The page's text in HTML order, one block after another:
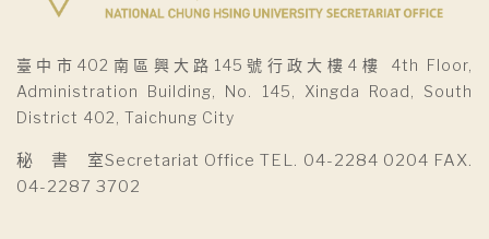
臺中市402南區興大路145號行政大樓4樓 4th Floor,
Administration Building, No. 145, Xingda Road, South
District 402, Taichung City
秘 書 室Secretariat Office TEL. 04-2284 0204 FAX.
04-2287 3702